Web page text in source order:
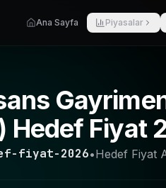
Ana Sayfa Piyasalar
Hedef Fiyat
fiyat-2026•Hedef Fiyat